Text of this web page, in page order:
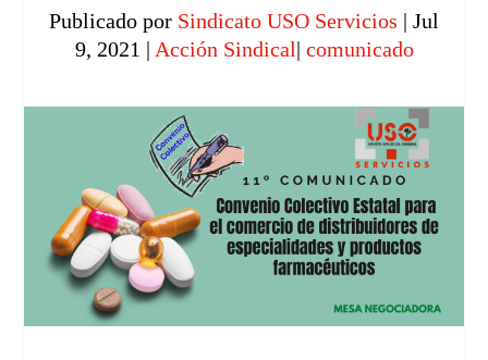
Publicado por Sindicato USO Servicios | Jul
9, 2021 | Acción Sindical| comunicado